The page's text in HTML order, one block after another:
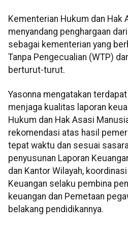
Kementerian Hukum dan Hak
menyandang penghargaan
sebagai kementerian yang
Tanpa Pengecualian (WTP)
berturut-turut.
Yasonna mengatakan
menjaga kualitas laporan
Hukum dan Hak Asasi
rekomendasi atas hasil
tepat waktu dan sesuai
penyusunan Laporan
dan Kantor Wilayah,
Keuangan selaku pembina
keuangan dan Pemetaan
belakang pendidikannya.